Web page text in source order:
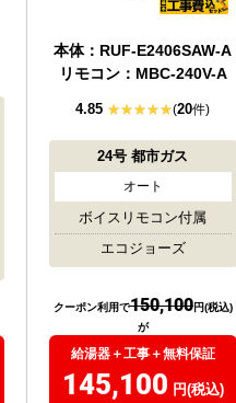
本体：RUF-E2406SAW-A
リモコン：MBC-240V-A
4.85 (20件)
24号 都市ガス
オート
ボイスリモコン付属
エコジョーズ
クーポン利用で150,100円(税込)
が
給湯器＋工事＋無料保証
145,100 円(税込)